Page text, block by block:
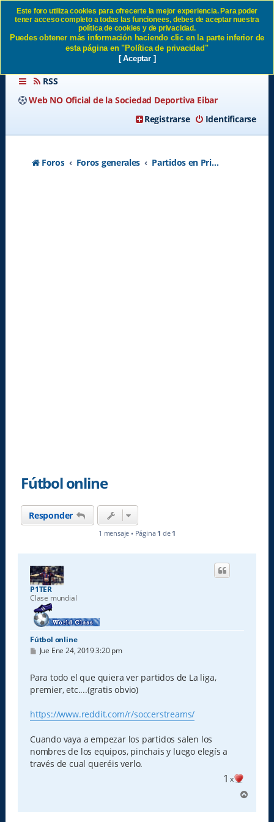
Fútbol online SD Eibar
RSS
Web NO Oficial de la Sociedad Deportiva Eibar
Identificarse
Registrarse
Foros Foros generales Partidos en Primera División
Fútbol online
Responder
1 mensaje • Página 1 de 1
P1TER
Clase mundial
Fútbol online
M
s
a
j
Jue Ene 24, 2019 3:20 pm
Para todo el que quiera ver partidos de La liga,
premier, etc....(gratis obvio)
https://www.reddit.com/r/soccerstreams/
Cuando vaya a empezar los partidos salen los
nombres de los equipos, pinchais y luego elegís a
través de cual queréis verlo.
1 x
r
Este foro utiliza cookies para ofrecerte la mejor experiencia. Para poder
tener acceso completo a todas las funcionees, debes de aceptar nuestra
política de cookies y de privacidad.
Puedes obtener más información haciendo clic en la parte inferior de
esta página en "Política de privacidad"
[ Aceptar ]